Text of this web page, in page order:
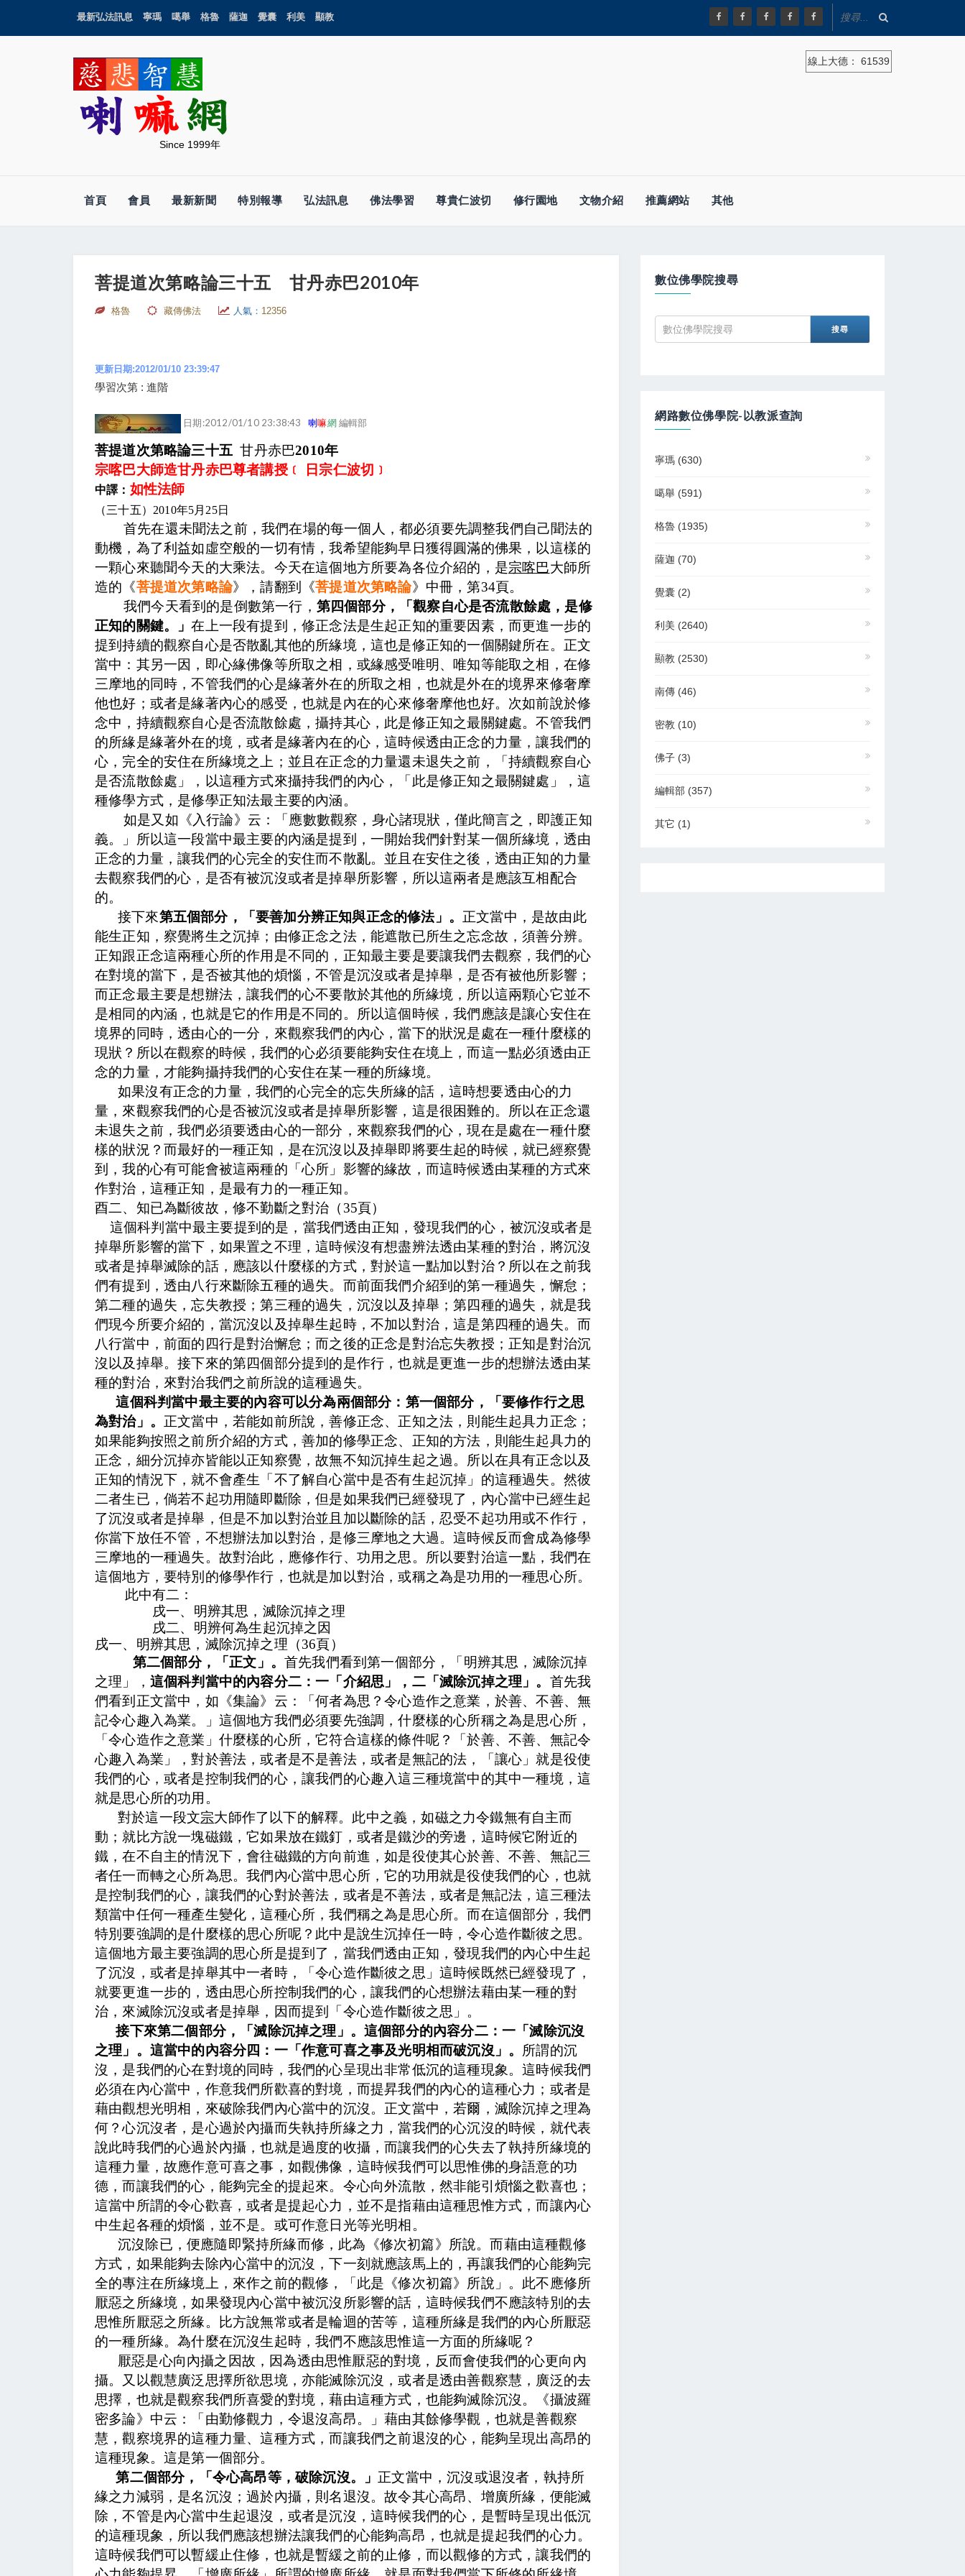
最新弘法訊息 寧瑪 噶舉 格魯 薩迦 覺囊 利美 顯教
Since 1999年
線上大德： 61539
首頁 會員 最新新聞 特別報導 弘法訊息 佛法學習 尊貴仁波切 修行園地 文物介紹 推薦網站 其他
菩提道次第略論三十五 甘丹赤巴2010年
格魯 藏傳佛法 人氣： 12356
更新日期:2012/01/10 23:39:47
學習次第 : 進階
日期:2012/01/10 23:38:43喇嘛網編輯部
菩提道次第略論三十五 甘丹赤巴2010年
宗喀巴大師造甘丹赤巴尊者講授﹝ 日宗仁波切﹞
中譯： 如性法師
（三十五） 2010年5月 25日
首先在還未聞法之前，我們在場的每一個人，都必須要先調整我們自己聞法的
動機，為了利益如虛空般的一切有情，我希望能夠早日獲得圓滿的佛果，以這樣的
一顆心來聽聞今天的大乘法。今天在這個地方所要為各位介紹的，是宗喀巴大師所
造的《菩提道次第略論》，請翻到《菩提道次第略論》中冊，第34頁。
我們今天看到的是倒數第一行， 第四個部分，「觀察自心是否流散餘處，是修
正知的關鍵。」在上一段有提到，修正念法是生起正知的重要因素，而更進一步的
提到持續的觀察自心是否散亂其他的所緣境，這也是修正知的一個關鍵所在。正文
當中： 其另一因，即心緣佛像等所取之相，或緣感受唯明、唯知等能取之相 ，在修
三摩地的同時，不管我們的心是緣著外在的所取之相，也就是外在的境界來修奢摩
他也好；或者是緣著內心的感受，也就是內在的心來修奢摩他也好。 次如前說於修
念中，持續觀察自心是否流散餘處，攝持其心，此是修正知之最關鍵處。不管我們
的所緣是緣著外在的境，或者是緣著內在的心，這時候透由正念的力量，讓我們的
心，完全的安住在所緣境之上；並且在正念的力量還未退失之前，「持續觀察自心
是否流散餘處」，以這種方式來攝持我們的內心，「此是修正知之最關鍵處」，這
種修學方式，是修學正知法最主要的內涵。
如是又如《入行論》云：「應數數觀察，身心諸現狀，僅此簡言之，即護正知
義。
」所以這一段當中最主要的內涵是提到，一開始我們針對某一個所緣境，透由
正念的力量，讓我們的心完全的安住而不散亂。並且在安住之後，透由正知的力量
去觀察我們的心，是否有被沉沒或者是掉舉所影響，所以這兩者是應該互相配合
的。
接下來第五個部分，「要善加分辨正知與正念的修法」。 正文當中， 是故由此
能生正知，察覺將生之沉掉；由修正念之法，能遮散已所生之忘念故，須善分辨。
正知跟正念這兩種心所的作用是不同的，正知最主要是要讓我們去觀察，我們的心
在對境的當下，是否被其他的煩惱，不管是沉沒或者是掉舉，是否有被他所影響；
而正念最主要是想辦法，讓我們的心不要散於其他的所緣境，所以這兩顆心它並不
是相同的內涵，也就是它的作用是不同的。所以這個時候，我們應該是讓心安住在
境界的同時，透由心的一分，來觀察我們的內心，當下的狀況是處在一種什麼樣的
現狀？所以在觀察的時候，我們的心必須要能夠安住在境上，而這一點必須透由正
念的力量，才能夠攝持我們的心安住在某一種的所緣境。
如果沒有正念的力量，我們的心完全的忘失所緣的話，這時想要透由心的力
量，來觀察我們的心是否被沉沒或者是掉舉所影響，這是很困難的。所以在正念還
未退失之前，我們必須要透由心的一部分，來觀察我們的心，現在是處在一種什麼
樣的狀況？而最好的一種正知，是在沉沒以及掉舉即將要生起的時候，就已經察覺
到，我的心有可能會被這兩種的「心所」影響的緣故，而這時候透由某種的方式來
作對治，這種正知，是最有力的一種正知。
酉二、知已為斷彼故，修不勤斷之對治（ 35頁）
這個科判當中最主要提到的是，當我們透由正知，發現我們的心，被沉沒或者是
掉舉所影響的當下，如果置之不理，這時候沒有想盡辨法透由某種的對治，將沉沒
或者是掉舉滅除的話，應該以什麼樣的方式，對於這一點加以對治？所以在之前我
們有提到，透由八行來斷除五種的過失。而前面我們介紹到的第一種過失，懈怠；
第二種的過失，忘失教授；第三種的過失，沉沒以及掉舉；第四種的過失，就是我
們現今所要介紹的，當沉沒以及掉舉生起時，不加以對治，這是第四種的過失。而
八行當中，前面的四行是對治懈怠；而之後的正念是對治忘失教授；正知是對治沉
沒以及掉舉。接下來的第四個部分提到的是作行，也就是更進一步的想辦法透由某
種的對治，來對治我們之前所說的這種過失。
這個科判當中最主要的內容可以分為兩個部分：第一個部分，「要修作行之思
為對治」。 正文當中， 若能如前所說，善修正念、正知之法，則能生起具力正念 ；
如果能夠按照之前所介紹的方式，善加的修學正念、正知的方法，則能生起具力的
正念， 細分沉掉亦皆能以正知察覺，故無不知沉掉生起之過。所以在具有正念以及
正知的情況下，就不會產生「不了解自心當中是否有生起沉掉」的這種過失。 然彼
二者生已，倘若不起功用隨即斷除 ，但是如果我們已經發現了，內心當中已經生起
了沉沒或者是掉舉，但是不加以對治並且加以斷除的話， 忍受不起功用或不作行 ，
你當下放任不管，不想辦法加以對治， 是修三摩地之大過。這時候反而會成為修學
三摩地的一種過失。 故對治此，應修作行、功用之思 。所以要對治這一點，我們在
這個地方，要特別的修學作行，也就是加以對治，或稱之為是功用的一種思心所。
此中有二：
戌一、明辨其思，滅除沉掉之理
戌二、明辨何為生起沉掉之因
戌一、明辨其思，滅除沉掉之理（36頁）
第二個部分，「正文」。首先我們看到第一個部分，「明辨其思，滅除沉掉
之理」， 這個科判當中的內容分二：一「介紹思」，二「滅除沉掉之理」。 首先我
們看到正文當中， 如《集論》云：「何者為思？令心造作之意業，於善、不善、無
記令心趣入為業。
」這個地方我們必須要先強調，什麼樣的心所稱之為是思心所，
「令心造作之意業」什麼樣的心所，它符合這樣的條件呢？「於善、不善、無記令
心趣入為業」，對於善法，或者是不是善法，或者是無記的法，「讓心」就是役使
我們的心，或者是控制我們的心，讓我們的心趣入這三種境當中的其中一種境，這
就是思心所的功用。
對於這一段文宗大師作了以下的解釋。 此中之義，如磁之力令鐵無有自主而
動 ；就比方說一塊磁鐵，它如果放在鐵釘，或者是鐵沙的旁邊，這時候它附近的
鐵，在不自主的情況下，會往磁鐵的方向前進，如是役使其心於善、不善、無記三
者任一而轉之心所為思。我們內心當中思心所，它的功用就是役使我們的心，也就
是控制我們的心，讓我們的心對於善法，或者是不善法，或者是無記法，這三種法
類當中任何一種產生變化，這種心所，我們稱之為是思心所。而在這個部分，我們
特別要強調的是什麼樣的思心所呢？ 此中是說生沉掉任一時，令心造作斷彼之思。
這個地方最主要強調的思心所是提到了，當我們透由正知，發現我們的內心中生起
了沉沒，或者是掉舉其中一者時，「令心造作斷彼之思」這時候既然已經發現了，
就要更進一步的，透由思心所控制我們的心，讓我們的心想辦法藉由某一種的對
治，來滅除沉沒或者是掉舉，因而提到「令心造作斷彼之思」。
接下來第二個部分，「滅除沉掉之理」。這個部分的內容分二：一「滅除沉沒
之理」。這當中的內容分四：一「作意可喜之事及光明相而破沉沒」。 所謂的沉
沒，是我們的心在對境的同時，我們的心呈現出非常低沉的這種現象。這時候我們
必須在內心當中，作意我們所歡喜的對境，而提昇我們的內心的這種心力；或者是
藉由觀想光明相，來破除我們內心當中的沉沒。正文當中， 若爾，滅除沉掉之理為
何？心沉沒者，是心過於內攝而失執持所緣之力 ，當我們的心沉沒的時候，就代表
說此時我們的心過於內攝，也就是過度的收攝，而讓我們的心失去了執持所緣境的
這種力量， 故應作意可喜之事，如觀佛像 ，這時候我們可以思惟佛的身語意的功
德，而讓我們的心，能夠完全的提起來。 令心向外流散，然非能引煩惱之歡喜也 ；
這當中所謂的令心歡喜，或者是提起心力，並不是指藉由這種思惟方式，而讓內心
中生起各種的煩惱，並不是。 或可作意日光等光明相。
沉沒除已，便應隨即緊持所緣而修，此為《修次初篇》所說。而藉由這種觀修
方式，如果能夠去除內心當中的沉沒，下一刻就應該馬上的，再讓我們的心能夠完
全的專注在所緣境上，來作之前的觀修，「此是《修次初篇》所說」。 此不應修所
厭惡之所緣境 ，如果發現內心當中被沉沒所影響的話，這時候我們不應該特別的去
思惟所厭惡之所緣。比方說無常或者是輪迴的苦等，這種所緣是我們的內心所厭惡
的一種所緣。為什麼在沉沒生起時，我們不應該思惟這一方面的所緣呢？
厭惡是心向內攝之因故 ，因為透由思惟厭惡的對境，反而會使我們的心更向內
攝。 又以觀慧廣泛思擇所欲思境，亦能滅除沉沒 ，或者是透由善觀察慧，廣泛的去
思擇，也就是觀察我們所喜愛的對境，藉由這種方式，也能夠滅除沉沒。
《攝波羅
密多論》中云：「由勤修觀力，令退沒高昂。
」藉由其餘修學觀，也就是善觀察
慧，觀察境界的這種力量、這種方式，而讓我們之前退沒的心，能夠呈現出高昂的
這種現象。這是第一個部分。
第二個部分，「令心高昂等，破除沉沒。」 正文當中，沉沒或退沒者，執持所
緣之力減弱，是名沉沒；過於內攝，則名退沒。故令其心高昂、增廣所緣，便能滅
除 ，不管是內心當中生起退沒，或者是沉沒，這時候我們的心，是暫時呈現出低沉
的這種現象，所以我們應該想辦法讓我們的心能夠高昂，也就是提起我們的心力。
這時候我們可以暫緩止住修，也就是暫緩之前的止修，而以觀修的方式，讓我們的
數位佛學院搜尋
網路數位佛學院-以教派查詢
寧瑪 (630)
噶舉 (591)
格魯 (1935)
薩迦 (70)
覺囊 (2)
利美 (2640)
顯教 (2530)
南傳 (46)
密教 (10)
佛子 (3)
編輯部 (357)
其它 (1)